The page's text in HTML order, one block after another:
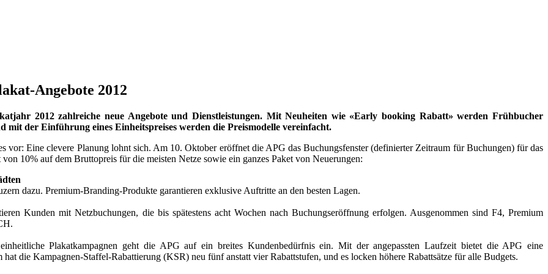
Angebote 2012
das Plakatjahr 2012 zahlreiche neue Angebote und Dienstleistungen. Mit Neuheiten wie «Early booking Rabatt» werden
wird ausgebaut und mit der Einführung eines Einheitspreises werden die Preismodelle vereinfacht.
vor: Eine clevere Planung lohnt sich. Am 10. Oktober eröffnet die APG das Buchungsfenster (definierter Zeitraum für Buchungen) für das
10% auf dem Bruttopreis für die meisten Netze sowie ein ganzes Paket von Neuerungen:
dazu. Premium-Branding-Produkte garantieren exklusive Auftritte an den besten Lagen.
Kunden mit Netzbuchungen, die bis spätestens acht Wochen nach Buchungseröffnung erfolgen. Ausgenommen sind F4, Premium
Plakatkampagnen geht die APG auf ein breites Kundenbedürfnis ein. Mit der angepassten Laufzeit bietet die APG eine
die Kampagnen-Staffel-Rabattierung (KSR) neu fünf anstatt vier Rabattstufen, und es locken höhere Rabattsätze für alle Budgets.